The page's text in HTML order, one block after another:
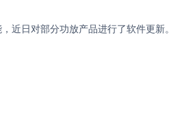
近日对部分功放产品进行了软件更新。